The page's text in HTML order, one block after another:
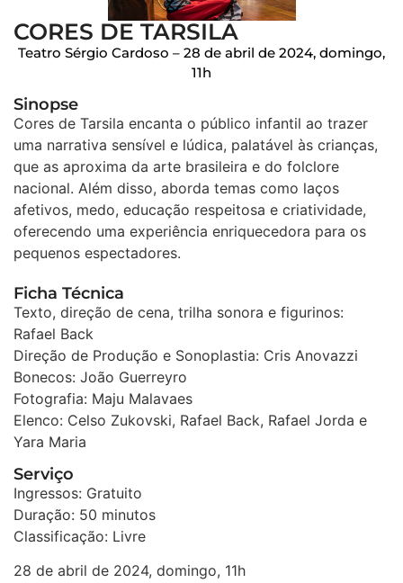
CORES DE TARSILA
Teatro Sérgio Cardoso – 28 de abril de 2024, domingo,
11h
Sinopse
Cores de Tarsila encanta o público infantil ao trazer
uma narrativa sensível e lúdica, palatável às crianças,
que as aproxima da arte brasileira e do folclore
nacional. Além disso, aborda temas como laços
afetivos, medo, educação respeitosa e criatividade,
oferecendo uma experiência enriquecedora para os
pequenos espectadores.
Ficha Técnica
Texto, direção de cena, trilha sonora e figurinos:
Rafael Back
Direção de Produção e Sonoplastia: Cris Anovazzi
Bonecos: João Guerreyro
Fotografia: Maju Malavaes
Elenco: Celso Zukovski, Rafael Back, Rafael Jorda e
Yara Maria
Serviço
Ingressos: Gratuito
Duração: 50 minutos
Classificação: Livre
28 de abril de 2024, domingo, 11h